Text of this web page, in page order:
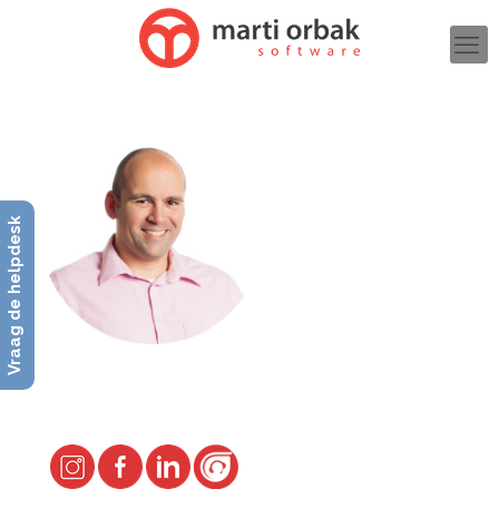
Vraag de helpdesk